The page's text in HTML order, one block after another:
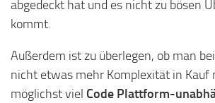
abgedeckt hat und es nicht zu bösen
kommt.
Außerdem ist zu überlegen, ob man
nicht etwas mehr Komplexität in Kauf
möglichst viel Code Plattform-